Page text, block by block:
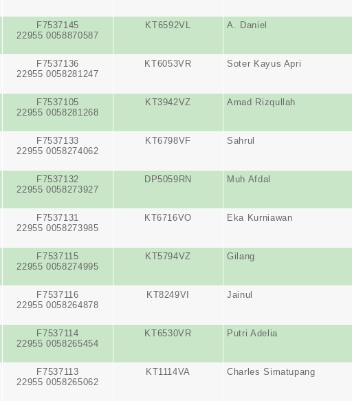
F7537145
22955 0058870587
KT6592VL A. Daniel
F7537136
22955 0058281247
KT6053VR Soter Kayus Apri
F7537105
22955 0058281268
KT3942VZ Amad Rizqullah
F7537133
22955 0058274062
KT6798VF Sahrul
F7537132
22955 0058273927
DP5059RN Muh Afdal
F7537131
22955 0058273985
KT6716VO Eka Kurniawan
F7537115
22955 0058274995
KT5794VZ Gilang
F7537116
22955 0058264878
KT8249VI Jainul
F7537114
22955 0058265454
KT6530VR Putri Adelia
F7537113
22955 0058265062
KT1114VA Charles Simatupang